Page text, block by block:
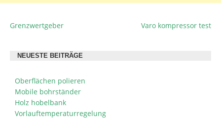
BEITRAGSNAVIGATION
Grenzwertgeber Varo kompressor test
NEUESTE BEITRÄGE
Oberflächen polieren
Mobile bohrständer
Holz hobelbank
Vorlauftemperaturregelung